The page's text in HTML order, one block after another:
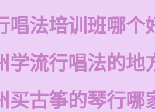
唱法培训班哪个
学流行唱法的地
买古筝的琴行哪